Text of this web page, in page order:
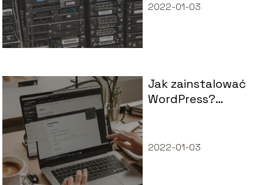
2022-01-03
Jak zainstalować
WordPress?
początkujących
2022-01-03